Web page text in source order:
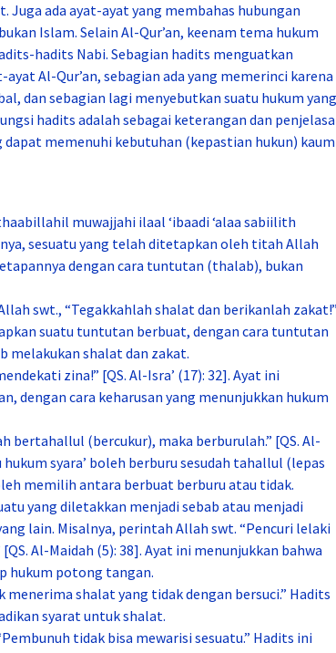
Juga ada ayat-ayat yang membahas hubungan
Islam. Selain Al-Qur’an, keenam tema hukum
hadits Nabi. Sebagian hadits menguatkan
Al-Qur’an, sebagian ada yang memerinci karena
dan sebagian lagi menyebutkan suatu hukum yang
hadits adalah sebagai keterangan dan
dapat memenuhi kebutuhan (kepastian hukun) kaum
muwajjahi ilaal ‘ibaadi ‘alaa sabiilith
sesuatu yang telah ditetapkan oleh titah Allah
dengan cara tuntutan (thalab), bukan
swt., “Tegakkahlah shalat dan berikanlah zakat!”
suatu tuntutan berbuat, dengan cara tuntutan
melakukan shalat dan zakat.
zina!” [QS. Al-Isra’ (17): 32]. Ayat ini
dengan cara keharusan yang menunjukkan hukum
bertahallul (bercukur), maka berburulah.” [QS. Al-
syara’ boleh berburu sesudah tahallul (lepas
memilih antara berbuat berburu atau tidak.
yang diletakkan menjadi sebab atau menjadi
lain. Misalnya, perintah Allah swt. “Pencuri lelaki
Al-Maidah (5): 38]. Ayat ini menunjukkan bahwa
hukum potong tangan.
menerima shalat yang tidak dengan bersuci.” Hadits
syarat untuk shalat.
tidak bisa mewarisi sesuatu.” Hadits ini